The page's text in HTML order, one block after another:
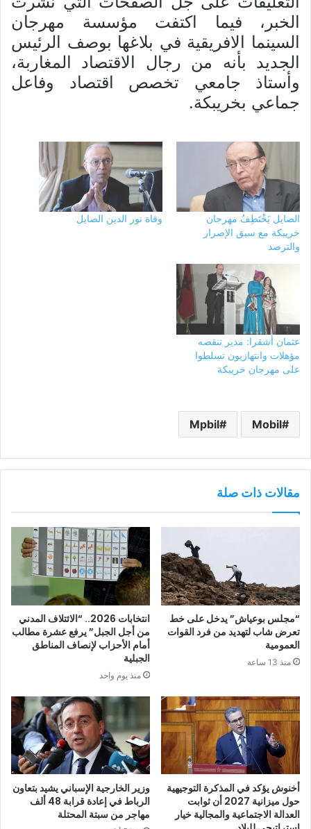
الخبر، فيما اكتفت مؤسسة مهرجان
السينما الافريقية في بلاغها بوصف الرئيس
الجديد بأنه من رجال الاقتصاد المغاربة،
وأستاذ جامعي تخصص اقتصاد وفاعل
جماعي بخريبكة.
الصايل يَخْتَطِفُ مهرجان
خريبكة مع سبق الإصرار
والترصد
وفاة نور الدين الصايل
عثمان أشقرا: مدير تنقصه
مؤهلات وانتهازيون تسلطوا
على مهرجان خريبكة
Mobil
Mpbil
مقالات ذات صلة
“مجلس بوعياش” يدخل على خط
تعرض شاب لتهديد من فرد القوات
العمومية
منذ 13 ساعة
انتخابات 2026.. “الائتلاف المدني
من أجل الجبل” يرفع عشرة مطالب
أمام الأحزاب لإنصاف المناطق
الجبلية
منذ يوم واحد
أخنوش يؤكد في المذكرة التوجيهية
حول ميزانية 2027 أن ثوابت
العدالة الاجتماعية والمجالية خيار
وزير الخارجية الإسباني يشيد بتعاون
الرباط في إعادة قرابة 48 ألف
مهاجر من سبتة المحتلة